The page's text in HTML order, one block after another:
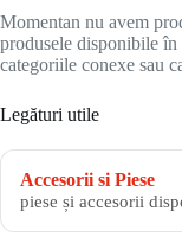
Momentan nu avem
produsele disponibile
categoriile conexe sau
Legături utile
Accesorii si Piese
piese și accesorii